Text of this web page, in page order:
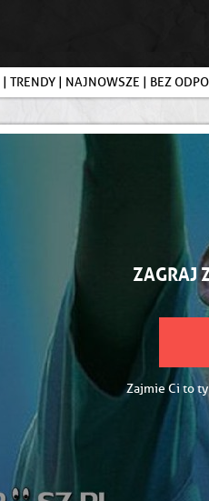
| TRENDY | NAJNOWSZE | BEZ
ZAGRAJ
Zajmie Ci to